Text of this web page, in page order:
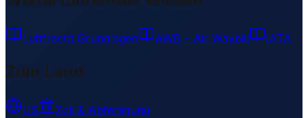
Luftfracht Grundlagen AWB – Air Waybill IATA
Zum Land
US
Zoll & Abfertigung